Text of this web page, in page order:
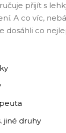
přijít s
A co víc,
dosáhli co
jiné druhy